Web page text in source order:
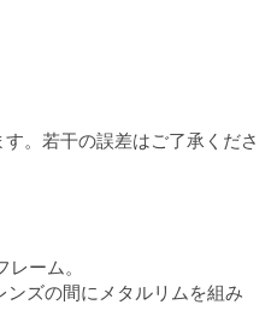
。若干の誤差はご了承くださ
ーム。
ンズの間にメタルリムを組み